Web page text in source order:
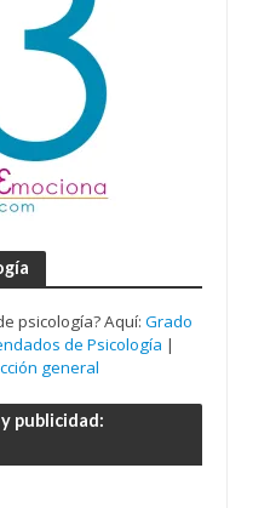
psicología? Aquí: Grado
de Psicología |
general
publicidad: